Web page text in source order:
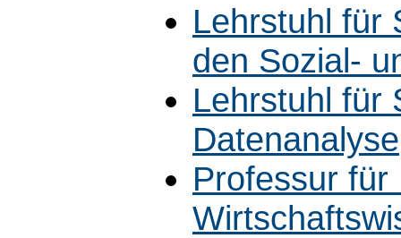
Lehrstuhl für
den Sozial-
Lehrstuhl für
Datenanalyse
Professur